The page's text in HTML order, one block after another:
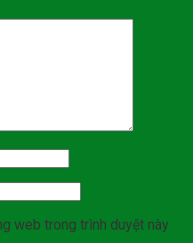
web trong trình duyệt này